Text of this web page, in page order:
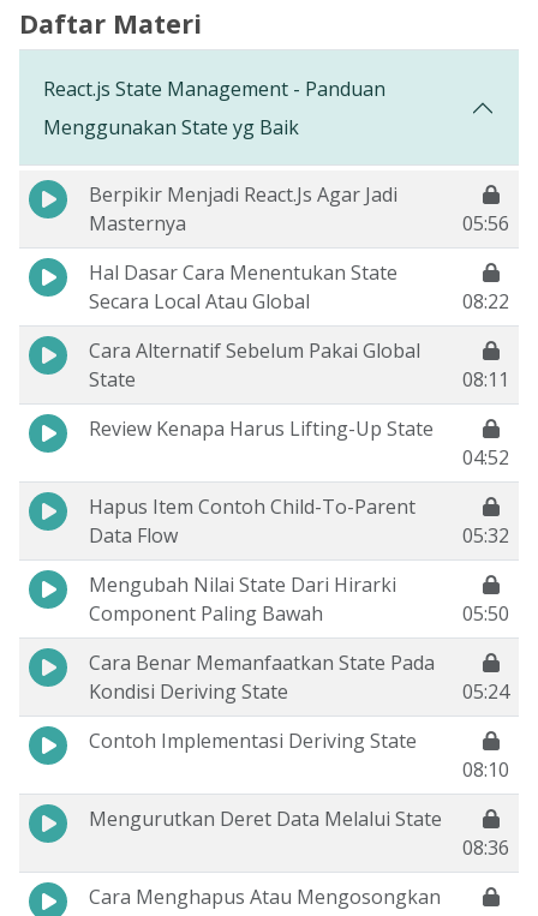
Daftar Materi
React.js State Management - Panduan
Menggunakan State yg Baik
Berpikir Menjadi React.Js Agar Jadi
Masternya
05:56
Hal Dasar Cara Menentukan State
Secara Local Atau Global
08:22
Cara Alternatif Sebelum Pakai Global
State
08:11
Review Kenapa Harus Lifting-Up State
04:52
Hapus Item Contoh Child-To-Parent
Data Flow
05:32
Mengubah Nilai State Dari Hirarki
Component Paling Bawah
05:50
Cara Benar Memanfaatkan State Pada
Kondisi Deriving State
05:24
Contoh Implementasi Deriving State
08:10
Mengurutkan Deret Data Melalui State
08:36
Cara Menghapus Atau Mengosongkan